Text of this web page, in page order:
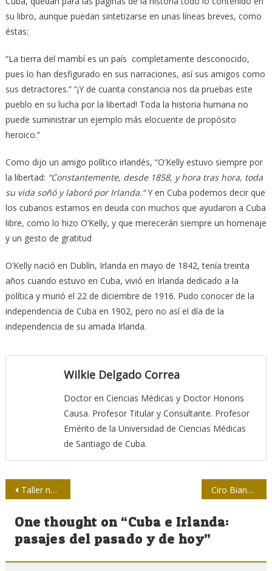
su libro, aunque puedan sintetizarse en unas líneas breves, como
éstas:
“La tierra del mambí es un país completamente desconocido,
pues lo han desfigurado en sus narraciones, así sus amigos como
sus detractores.” “¡Y de cuanta constancia nos da pruebas este
pueblo en su lucha por la libertad! Toda la historia humana no
puede suministrar un ejemplo más elocuente de propósito
heroico.”
Como dijo un amigo político irlandés, “O’Kelly estuvo siempre por
la libertad: “Constantemente, desde 1858, y hora tras hora, toda
su vida soñó y laboró por Irlanda.“Y en Cuba podemos decir que
los cubanos estamos en deuda con muchos que ayudaron a Cuba
libre, como lo hizo O’Kelly, y que merecerán siempre un homenaje
y un gesto de gratitud
O’Kelly nació en Dublín, Irlanda en mayo de 1842, tenía treinta
años cuando estuvo en Cuba, vivió en Irlanda dedicado a la
política y murió el 22 de diciembre de 1916. Pudo conocer de la
independencia de Cuba en 1902, pero no así el día de la
independencia de su amada Irlanda.
Wilkie Delgado Correa
Doctor en Ciencias Médicas y Doctor Honoris
Causa. Profesor Titular y Consultante. Profesor
Emérito de la Universidad de Ciencias Médicas
de Santiago de Cuba.
Navegación
de
entradas
Taller nacional Martí y la prensa, en Santiago de Cuba Ciro Bianchi, intrépido entrevistador
One thought on “Cuba e Irlanda:
pasajes del pasado y de hoy”